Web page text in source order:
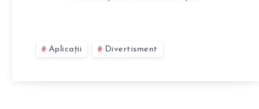
Aplicații Divertisment